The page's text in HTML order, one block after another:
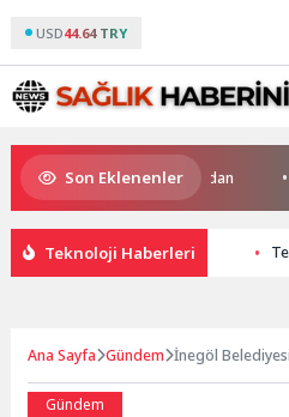
USD44.64 TRY
Son Eklenenler
start Başkan Büyükakın’dan
Teknoloji Haberleri
Ana Sayfa Gündem İnegöl
Gündem